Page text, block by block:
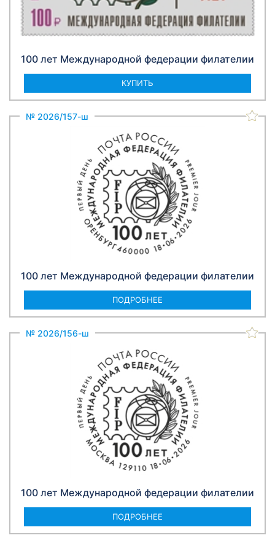
100 лет Международной федерации филателии
КУПИТЬ
№ 2026/157-ш
100 лет Международной федерации филателии
ПОДРОБНЕЕ
№ 2026/156-ш
100 лет Международной федерации филателии
ПОДРОБНЕЕ